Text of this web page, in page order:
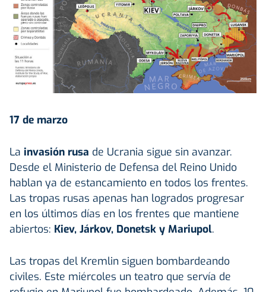
17 de marzo
La invasión rusa de Ucrania sigue sin avanzar.
Desde el Ministerio de Defensa del Reino Unido
hablan ya de estancamiento en todos los frentes.
Las tropas rusas apenas han logrados progresar
en los últimos días en los frentes que mantiene
abiertos: Kiev, Járkov, Donetsk y Mariupol.
Las tropas del Kremlin siguen bombardeando
civiles. Este miércoles un teatro que servía de